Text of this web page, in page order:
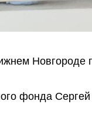
фонда